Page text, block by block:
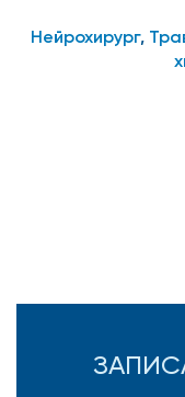
Нейрохирург,